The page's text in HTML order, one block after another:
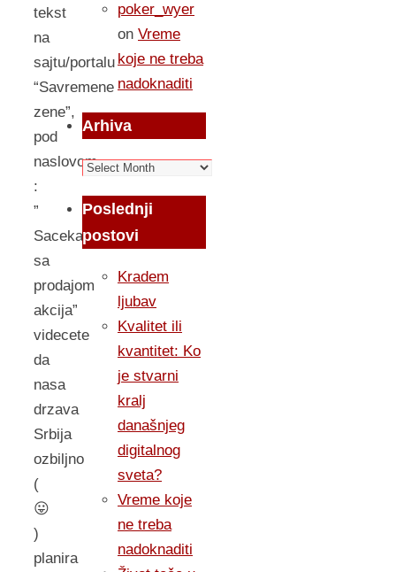
tekst
na
sajtu/portalu
“Savremene
zene”,
pod
naslovom
:
”
Sacekati
sa
prodajom
akcija”
videcete
da
nasa
drzava
Srbija
ozbiljno
(
😛
)
planira
poker_wyer
on Vreme
koje ne treba
nadoknaditi
Arhiva
Arhiva
Poslednji
postovi
Kradem
ljubav
Kvalitet ili
kvantitet: Ko
je stvarni
kralj
današnjeg
digitalnog
sveta?
Vreme koje
ne treba
nadoknaditi